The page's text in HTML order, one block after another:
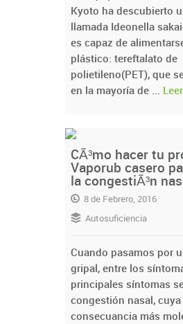
Kyoto ha descubierto
llamada Ideonella
es capaz de
plástico: tereftalato de
polietileno(PET), que
en la mayoría de ...
CÃ³mo hacer tu
Vaporub casero
la congestiÃ³n
8 de Febrero, 2016
Autosuficiencia
Cuando pasamos por
gripal, entre los
principales síntomas
congestión nasal, cuya
consecuancia más